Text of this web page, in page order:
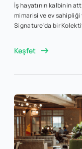
İş hayatının kalbinin
mimarisi ve ev sahipliği
Signature'da bir
Keşfet